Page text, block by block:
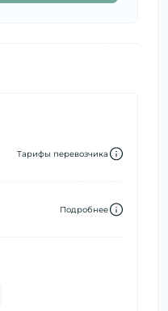
Тарифы перевозчика
Подробнее